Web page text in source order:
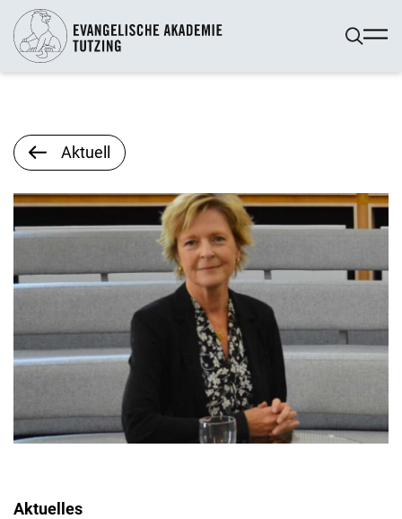
Aktuell
Aktuelles